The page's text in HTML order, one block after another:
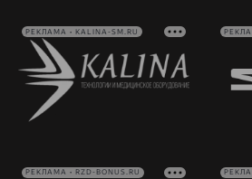
РЕКЛАМА • KALINA-SM.RU
РЕКЛАМА • RZD-BONUS.RU